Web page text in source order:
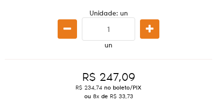
Unidade: un
un
R$ 247,09
R$ 234,74 no boleto/PIX
ou 8xde R$ 33,73